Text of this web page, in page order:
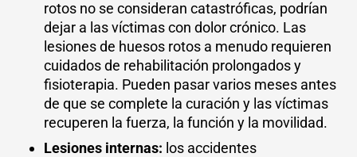
rotos no se consideran catastróficas, podrían
dejar a las víctimas con dolor crónico. Las
lesiones de huesos rotos a menudo requieren
cuidados de rehabilitación prolongados y
fisioterapia. Pueden pasar varios meses antes
de que se complete la curación y las víctimas
recuperen la fuerza, la función y la movilidad.
Lesiones internas: los accidentes